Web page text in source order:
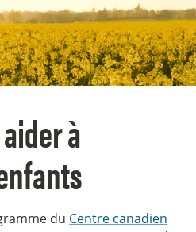
à
du Centre canadien